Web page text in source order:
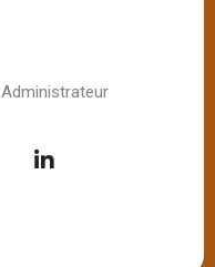
Administrateur